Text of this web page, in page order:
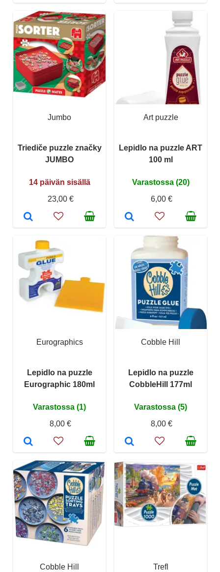
Jumbo
Triediče puzzle značky
JUMBO
14 päivän sisällä
23,00 €
Art puzzle
Lepidlo na puzzle ART
100 ml
Varastossa (20)
6,00 €
Eurographics
Lepidlo na puzzle
Eurographic 180ml
Varastossa (1)
8,00 €
Cobble Hill
Lepidlo na puzzle
CobbleHill 177ml
Varastossa (5)
8,00 €
Cobble Hill Trefl